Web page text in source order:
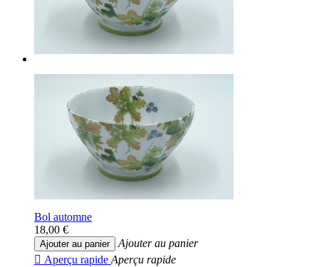
Bol automne
18,00 €
Ajouter au panier
Ajouter au panier
 Aperçu rapide Aperçu rapide